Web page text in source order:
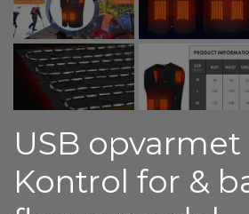
USB opvarmet
Kontrol for &